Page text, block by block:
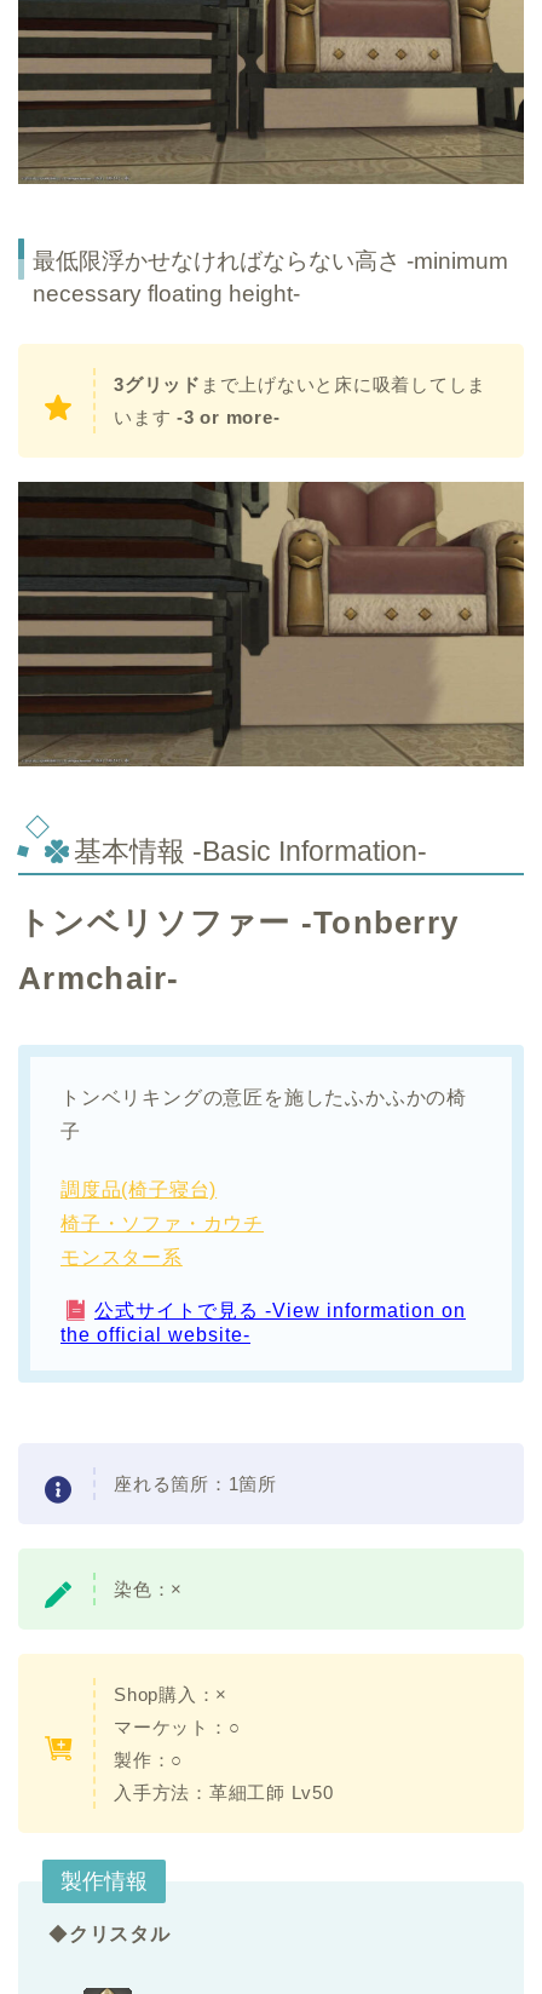
最低限浮かせなければならない高さ -minimum
necessary floating height-
3グリッド まで上げないと床に吸着してしま
います-3 or more-
基本情報 -Basic Information-
トンベリソファー -Tonberry
Armchair-
トンベリキングの意匠を施したふかふかの椅
子
調度品(椅子寝台)
椅子・ソファ・カウチ
モンスター系
公式サイトで見る -View information on
the official website-
座れる箇所：1箇所
染色：×
Shop購入：×
マーケット：○
製作：○
入手方法：革細工師 Lv50
製作情報
◆クリスタル